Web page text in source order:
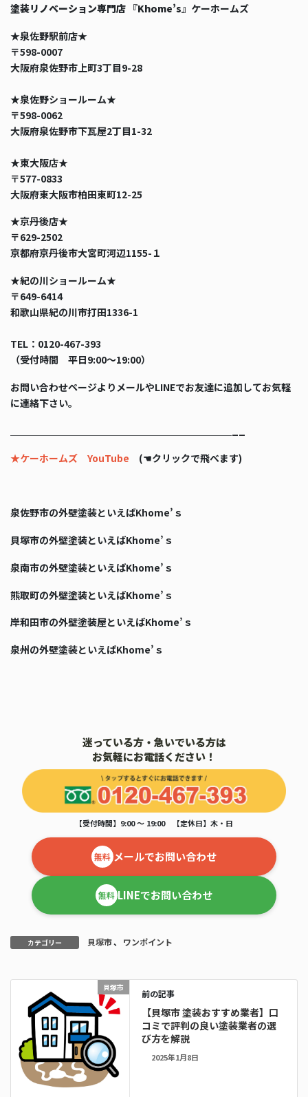
塗装リノベーション専門店 『Khome’s』 ケーホームズ
★泉佐野駅前店★
〒598-0007
大阪府泉佐野市上町3丁目9-28
★泉佐野ショールーム★
〒598-0062
大阪府泉佐野市下瓦屋2丁目1-32
★東大阪店★
〒577-0833
大阪府東大阪市柏田東町12-25
★京丹後店★
〒629-2502
京都府京丹後市大宮町河辺1155-１
★紀の川ショールーム★
〒649-6414
和歌山県紀の川市打田1336-1
TEL：0120-467-393
（受付時間 平日9:00〜19:00）
お問い合わせページよりメールやLINEでお友達に追加してお気軽
に連絡下さい。
★ケーホームズ YouTube (☚クリックで飛べます)
泉佐野市の外壁塗装といえばKhome’ｓ
貝塚市の外壁塗装といえばKhome’ｓ
泉南市の外壁塗装といえばKhome’ｓ
熊取町の外壁塗装といえばKhome’ｓ
岸和田市の外壁塗装屋といえばKhome’ｓ
泉州の外壁塗装といえばKhome’ｓ
迷っている方・急いでいる方は
お気軽にお電話ください！
【受付時間】9:00 ～ 19:00 【定休日】木・日
無料 メールでお問い合わせ
無料 LINEでお問い合わせ
カテゴリー 貝塚市、 ワンポイント
貝塚市
前の記事
【貝塚市 塗装おすすめ業者】口
コミで評判の良い塗装業者の選
び方を解説
2025年1月8日